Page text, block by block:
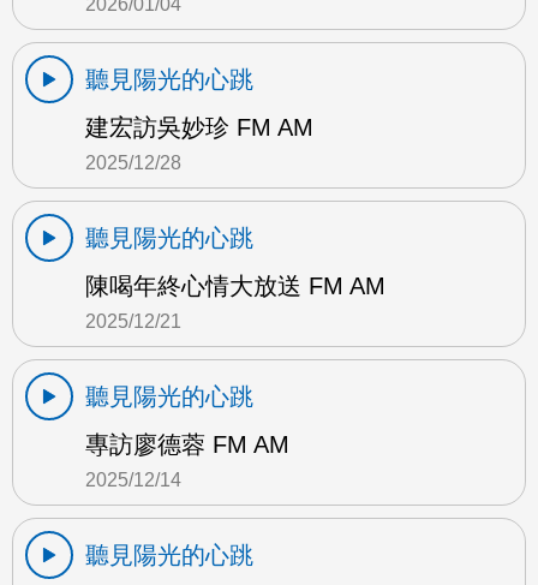
2026/01/04
聽見陽光的心跳
建宏訪吳妙珍 FM AM
2025/12/28
聽見陽光的心跳
陳喝年終心情大放送 FM AM
2025/12/21
聽見陽光的心跳
專訪廖德蓉 FM AM
2025/12/14
聽見陽光的心跳